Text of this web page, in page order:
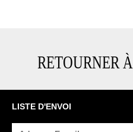
RETOURNER
LISTE D'ENVOI